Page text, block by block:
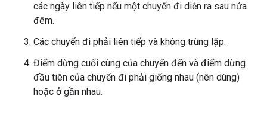
các ngày liên tiếp nếu một chuyến đi diễn ra sau nửa
đêm.
Các chuyến đi phải liên tiếp và không trùng lặp.
Điểm dừng cuối cùng của chuyến đến và điểm dừng
đầu tiên của chuyến đi phải giống nhau (nên dùng)
hoặc ở gần nhau.